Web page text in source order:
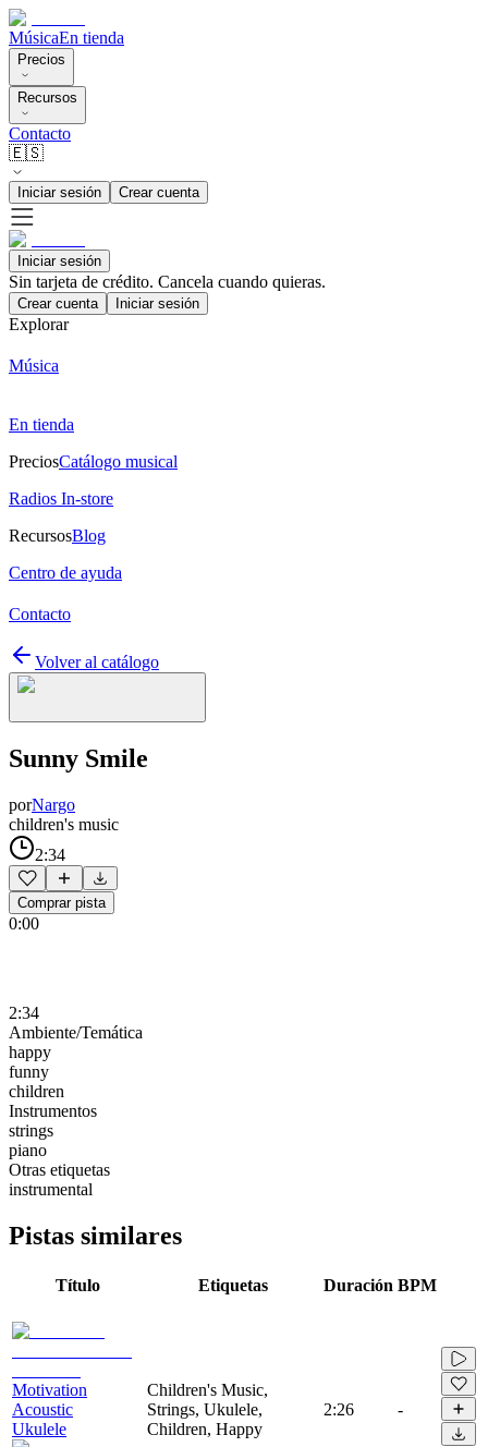
MúsicaEn tienda
Precios
Recursos
Contacto
🇪🇸
Iniciar sesión Crear cuenta
Iniciar sesión
Sin tarjeta de crédito. Cancela cuando quieras.
Crear cuenta Iniciar sesión
Explorar
Música
En tienda
PreciosCatálogo musical
Radios In-store
RecursosBlog
Centro de ayuda
Contacto
Volver al catálogo
Sunny Smile
porNargo
children's music
2:34
Comprar pista
0:00
2:34
Ambiente/Temática
happy
funny
children
Instrumentos
strings
piano
Otras etiquetas
instrumental
Pistas similares
Título Etiquetas Duración BPM
Motivation
Acoustic
Ukulele
Children's Music,
Strings, Ukulele,
Children, Happy
2:26 -